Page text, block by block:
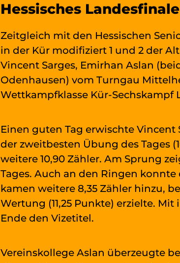
Hessisches
Zeitgleich mit den Hessischen
in der Kür modifiziert 1 und 2 der
Vincent Sarges, Emirhan Aslan
Odenhausen) vom Turngau
Wettkampfklasse Kür-Sechskampf
Einen guten Tag erwischte
der zweitbesten Übung des Tages
weitere 10,90 Zähler. Am Sprung
Tages. Auch an den Ringen
kamen weitere 8,35 Zähler hinzu,
Wertung (11,25 Punkte) erzielte.
Ende den Vizetitel.
Vereinskollege Aslan überzeugte